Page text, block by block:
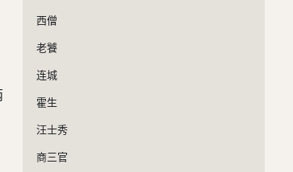
西僧
老饕
连城
霍生
汪士秀
商三官